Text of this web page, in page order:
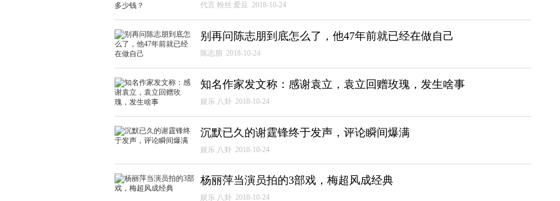
代言 粉丝 爱豆 2018-10-24
别再问陈志朋到底怎么了，他47年前就已经在做自己
陈志朋 2018-10-24
知名作家发文称：感谢袁立，袁立回赠玫瑰，发生啥事
娱乐 八卦 2018-10-24
沉默已久的谢霆锋终于发声，评论瞬间爆满
娱乐 八卦 2018-10-24
杨丽萍当演员拍的3部戏，梅超风成经典
娱乐 八卦 2018-10-24